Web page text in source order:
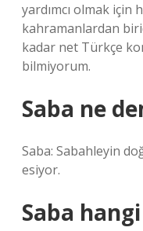
yardımcı olmak için
kahramanlardan
kadar net Türkçe
bilmiyorum.
Saba ne
Saba: Sabahleyin
esiyor.
Saba